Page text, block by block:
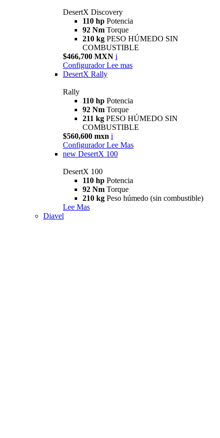
DesertX Discovery
110 hp Potencia
92 Nm Torque
210 kg PESO HÚMEDO SIN
COMBUSTIBLE
$466,700 MXN i
Configurador Lee mas
DesertX Rally
Rally
110 hp Potencia
92 Nm Torque
211 kg PESO HÚMEDO SIN
COMBUSTIBLE
$560,600 mxn i
Configurador Lee Mas
new DesertX 100
DesertX 100
110 hp Potencia
92 Nm Torque
210 kg Peso húmedo (sin combustible)
Lee Mas
Diavel